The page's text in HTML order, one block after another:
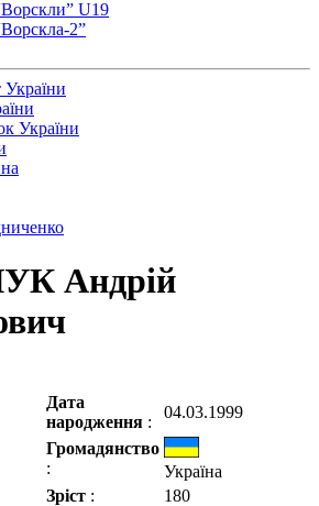
U19
2”
України
України
Андрій
Дата
народження :
04.03.1999
Громадянство
:
Україна
Зріст :
180